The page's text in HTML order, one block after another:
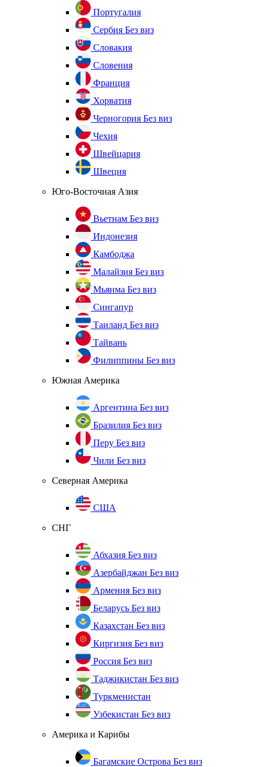
Португалия
Сербия Без виз
Словакия
Словения
Франция
Хорватия
Черногория Без виз
Чехия
Швейцария
Швеция
Юго-Восточная Азия
Вьетнам Без виз
Индонезия
Камбоджа
Малайзия Без виз
Мьянма Без виз
Сингапур
Таиланд Без виз
Тайвань
Филиппины Без виз
Южная Америка
Аргентина Без виз
Бразилия Без виз
Перу Без виз
Чили Без виз
Северная Америка
США
СНГ
Абхазия Без виз
Азербайджан Без виз
Армения Без виз
Беларусь Без виз
Казахстан Без виз
Киргизия Без виз
Россия Без виз
Таджикистан Без виз
Туркменистан
Узбекистан Без виз
Америка и Карибы
Багамские Острова Без виз